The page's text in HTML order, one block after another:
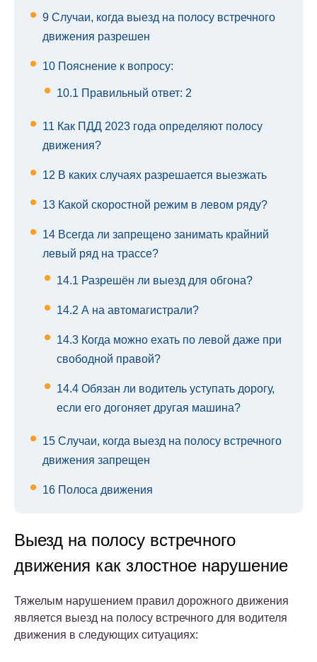
9 Случаи, когда выезд на полосу встречного
движения разрешен
10 Пояснение к вопросу:
10.1 Правильный ответ: 2
11 Как ПДД 2023 года определяют полосу
движения?
12 В каких случаях разрешается выезжать
13 Какой скоростной режим в левом ряду?
14 Всегда ли запрещено занимать крайний
левый ряд на трассе?
14.1 Разрешён ли выезд для обгона?
14.2 А на автомагистрали?
14.3 Когда можно ехать по левой даже при
свободной правой?
14.4 Обязан ли водитель уступать дорогу,
если его догоняет другая машина?
15 Случаи, когда выезд на полосу встречного
движения запрещен
16 Полоса движения
Выезд на полосу встречного
движения как злостное нарушение
Тяжелым нарушением правил дорожного движения
является выезд на полосу встречного для водителя
движения в следующих ситуациях: